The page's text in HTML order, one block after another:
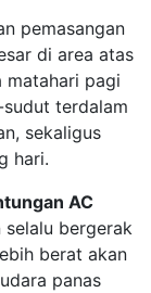
pemasangan
di area atas
matahari pagi
terdalam
sekaligus
hari.
AC
selalu bergerak
berat akan
panas